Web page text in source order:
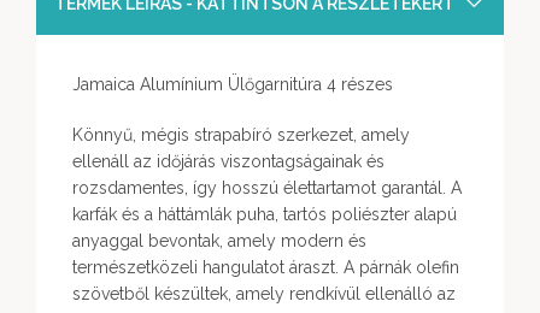
TERMÉK LEÍRÁS - KATTINTSON A RÉSZLETEKÉRT
Jamaica Alumínium Ülőgarnitúra 4 részes
Könnyű, mégis strapabíró szerkezet, amely
ellenáll az időjárás viszontagságainak és
rozsdamentes, így hosszú élettartamot garantál. A
karfák és a háttámlák puha, tartós poliészter alapú
anyaggal bevontak, amely modern és
természetközeli hangulatot áraszt. A párnák olefin
szövetből készültek, amely rendkívül ellenálló az